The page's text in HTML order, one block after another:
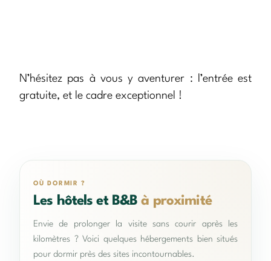
N’hésitez pas à vous y aventurer : l’entrée est
gratuite, et le cadre exceptionnel !
OÙ DORMIR ?
Les hôtels et B&Bà proximité
Envie de prolonger la visite sans courir après les
kilomètres ? Voici quelques hébergements bien situés
pour dormir près des sites incontournables.